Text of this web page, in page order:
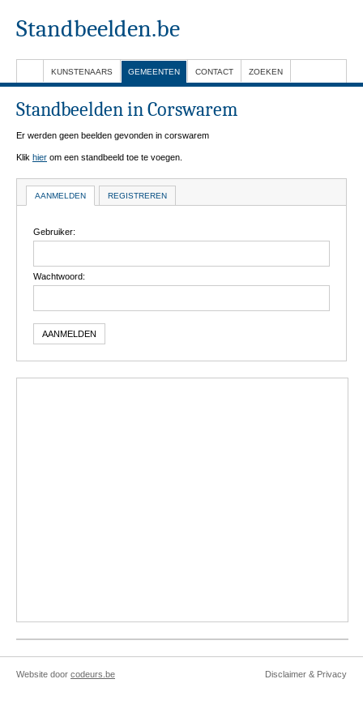
Standbeelden.be
KUNSTENAARS GEMEENTEN CONTACT ZOEKEN
Standbeelden in Corswarem
Er werden geen beelden gevonden in corswarem
Klik hier om een standbeeld toe te voegen.
AANMELDEN REGISTREREN
Gebruiker:
Wachtwoord:
Website door codeurs.be Disclaimer & Privacy